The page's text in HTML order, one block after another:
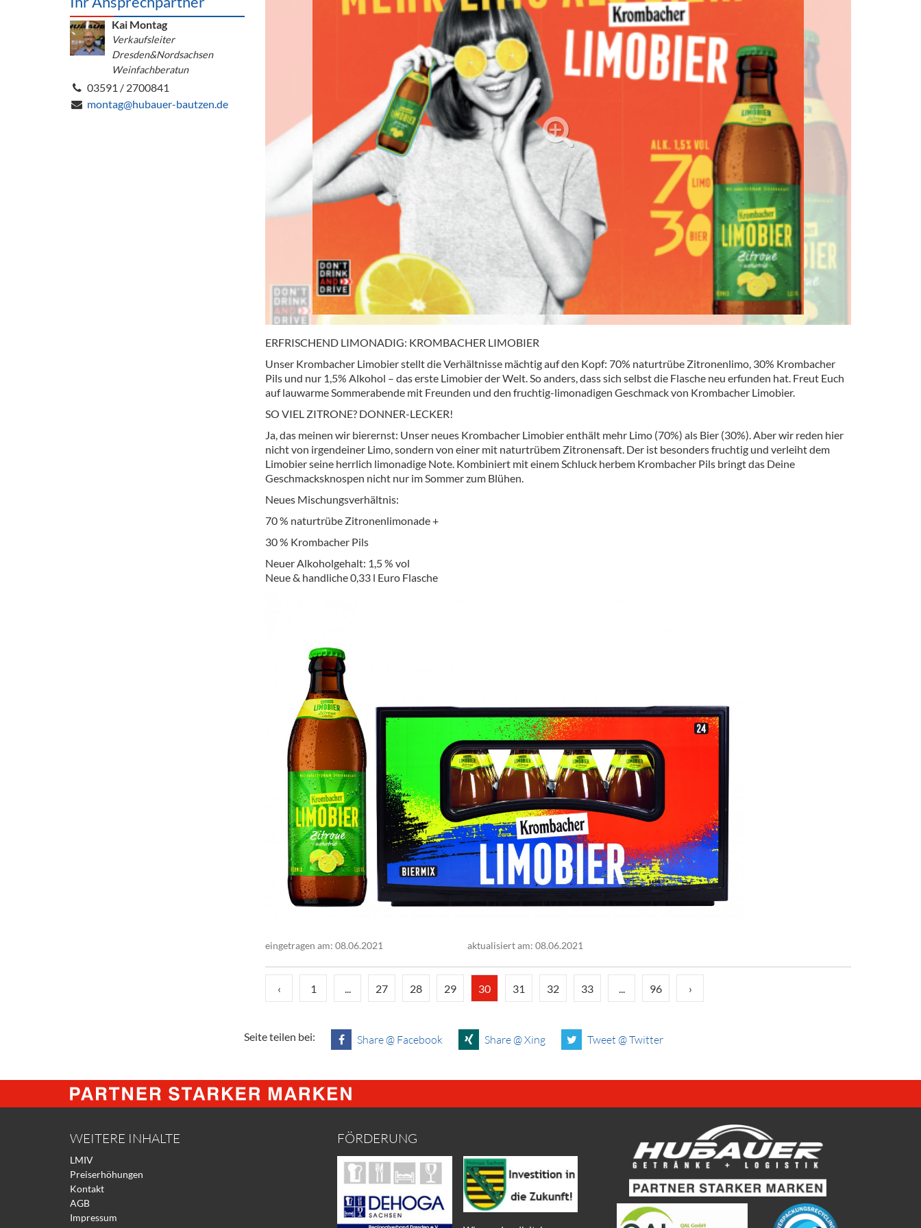
Ausschankwagen
Gläser
Kühlanhänger Hygieneartikel & Desinfektion
ERFRISCHEND LIMONADIG: KROMBACHER LIMOBIER
Unser Krombacher Limobier stellt die Verhältnisse mächtig auf den Kopf: 70% naturtrübe Zitronenlimo, 30% Krombacher
Pils und nur 1,5% Alkohol – das erste Limobier der Welt. So anders, dass sich selbst die Flasche neu erfunden hat. Freut Euch
auf lauwarme Sommerabende mit Freunden und den fruchtig-limonadigen Geschmack von Krombacher Limobier.
SO VIEL ZITRONE? DONNER-LECKER!
Ja, das meinen wir bierernst: Unser neues Krombacher Limobier enthält mehr Limo (70%) als Bier (30%). Aber wir reden hier
nicht von irgendeiner Limo, sondern von einer mit naturtrübem Zitronensaft. Der ist besonders fruchtig und verleiht dem
Limobier seine herrlich limonadige Note. Kombiniert mit einem Schluck herbem Krombacher Pils bringt das Deine
Geschmacksknospen nicht nur im Sommer zum Blühen.
Neues Mischungsverhältnis:
70 % naturtrübe Zitronenlimonade +
30 % Krombacher Pils
Neuer Alkoholgehalt: 1,5 % vol
Neue & handliche 0,33 l Euro Flasche
eingetragen am: 08.06.2021 aktualisiert am: 08.06.2021
‹ 1 ... 27 28 29 30 31 32 33 ... 96 ›
Kai Montag
Verkaufsleiter
Dresden&Nordsachsen
Weinfachberatun
03591 / 2700841
montag@hubauer-bautzen.de
Seite teilen bei: Share @ Facebook Share @ Xing Tweet @ Twitter
WEITERE INHALTE
LMIV
Preiserhöhungen
Kontakt
AGB
Impressum
FÖRDERUNG